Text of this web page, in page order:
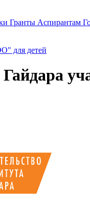
Гранты Аспирантам
для детей